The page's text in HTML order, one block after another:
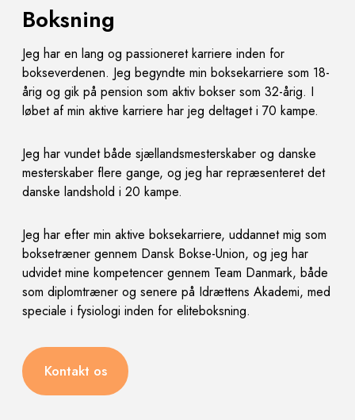
Boksning
Jeg har en lang og passioneret karriere inden for
bokseverdenen. Jeg begyndte min boksekarriere som 18-
årig og gik på pension som aktiv bokser som 32-årig. I
løbet af min aktive karriere har jeg deltaget i 70 kampe.
Jeg har vundet både sjællandsmesterskaber og danske
mesterskaber flere gange, og jeg har repræsenteret det
danske landshold i 20 kampe.
Jeg har efter min aktive boksekarriere, uddannet mig som
boksetræner gennem Dansk Bokse-Union, og jeg har
udvidet mine kompetencer gennem Team Danmark, både
som diplomtræner og senere på Idrættens Akademi, med
speciale i fysiologi inden for eliteboksning.
Kontakt os